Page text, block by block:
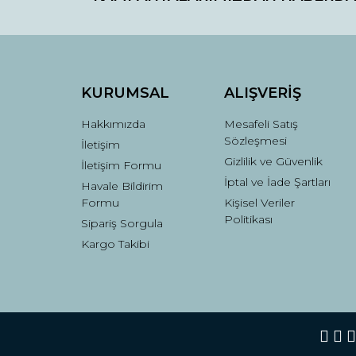
KURUMSAL
Hakkımızda
İletişim
İletişim Formu
Havale Bildirim
Formu
Sipariş Sorgula
Kargo Takibi
ALIŞVERİŞ
Mesafeli Satış
Sözleşmesi
Gizlilik ve Güvenlik
İptal ve İade Şartları
Kişisel Veriler
Politikası